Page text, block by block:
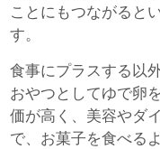
ことにもつながると
す。
食事にプラスする以
おやつとしてゆで卵
価が高く、美容やダ
で、お菓子を食べる